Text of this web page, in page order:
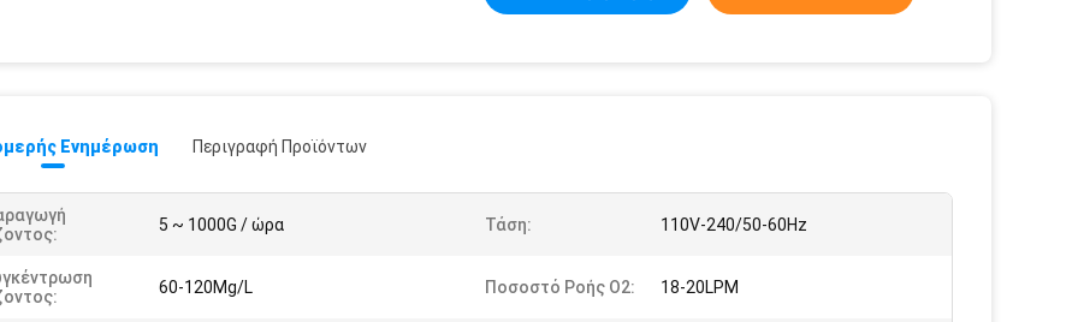
Ενημέρωση Περιγραφή Προϊόντων
5 ~ 1000G / ώρα Τάση: 110V-240/50-60Hz
60-120Mg/L Ποσοστό Ροής Ο2: 18-20LPM